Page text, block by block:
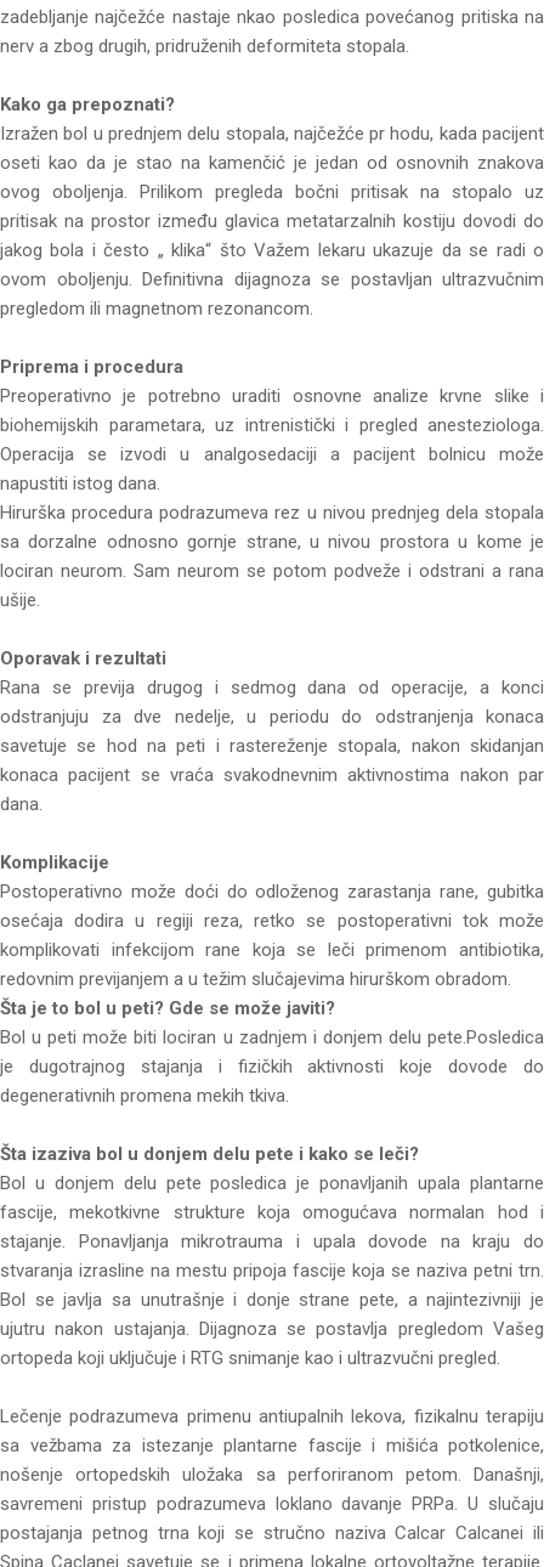
zadebljanje najčežće nastaje nkao posledica povećanog pritiska na
nerv a zbog drugih, pridruženih deformiteta stopala.
Kako ga prepoznati?
Izražen bol u prednjem delu stopala, najčežće pr hodu, kada pacijent
oseti kao da je stao na kamenčić je jedan od osnovnih znakova
ovog oboljenja. Prilikom pregleda bočni pritisak na stopalo uz
pritisak na prostor između glavica metatarzalnih kostiju dovodi do
jakog bola i često „ klika“ što Važem lekaru ukazuje da se radi o
ovom oboljenju. Definitivna dijagnoza se postavljan ultrazvučnim
pregledom ili magnetnom rezonancom.
Priprema i procedura
Preoperativno je potrebno uraditi osnovne analize krvne slike i
biohemijskih parametara, uz intrenistički i pregled anesteziologa.
Operacija se izvodi u analgosedaciji a pacijent bolnicu može
napustiti istog dana.
Hirurška procedura podrazumeva rez u nivou prednjeg dela stopala
sa dorzalne odnosno gornje strane, u nivou prostora u kome je
lociran neurom. Sam neurom se potom podveže i odstrani a rana
ušije.
Oporavak i rezultati
Rana se previja drugog i sedmog dana od operacije, a konci
odstranjuju za dve nedelje, u periodu do odstranjenja konaca
savetuje se hod na peti i rastereženje stopala, nakon skidanjan
konaca pacijent se vraća svakodnevnim aktivnostima nakon par
dana.
Komplikacije
Postoperativno može doći do odloženog zarastanja rane, gubitka
osećaja dodira u regiji reza, retko se postoperativni tok može
komplikovati infekcijom rane koja se leči primenom antibiotika,
redovnim previjanjem a u težim slučajevima hirurškom obradom.
Šta je to bol u peti? Gde se može javiti?
Bol u peti može biti lociran u zadnjem i donjem delu pete.Posledica
je dugotrajnog stajanja i fizičkih aktivnosti koje dovode do
degenerativnih promena mekih tkiva.
Šta izaziva bol u donjem delu pete i kako se leči?
Bol u donjem delu pete posledica je ponavljanih upala plantarne
fascije, mekotkivne strukture koja omogućava normalan hod i
stajanje. Ponavljanja mikrotrauma i upala dovode na kraju do
stvaranja izrasline na mestu pripoja fascije koja se naziva petni trn.
Bol se javlja sa unutrašnje i donje strane pete, a najintezivniji je
ujutru nakon ustajanja. Dijagnoza se postavlja pregledom Vašeg
ortopeda koji uključuje i RTG snimanje kao i ultrazvučni pregled.
Lečenje podrazumeva primenu antiupalnih lekova, fizikalnu terapiju
sa vežbama za istezanje plantarne fascije i mišića potkolenice,
nošenje ortopedskih uložaka sa perforiranom petom. Današnji,
savremeni pristup podrazumeva loklano davanje PRPa. U slučaju
postajanja petnog trna koji se stručno naziva Calcar Calcanei ili
Spina Caclanei savetuje se i primena lokalne ortovoltažne terapije.